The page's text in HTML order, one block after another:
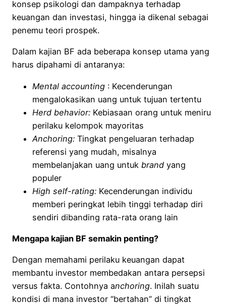
konsep psikologi dan dampaknya terhadap
keuangan dan investasi, hingga ia dikenal sebagai
penemu teori prospek.
Dalam kajian BF ada beberapa konsep utama yang
harus dipahami di antaranya:
Mental accounting : Kecenderungan
mengalokasikan uang untuk tujuan tertentu
Herd behavior: Kebiasaan orang untuk meniru
perilaku kelompok mayoritas
Anchoring: Tingkat pengeluaran terhadap
referensi yang mudah, misalnya
membelanjakan uang untuk brand yang
populer
High self-rating: Kecenderungan individu
memberi peringkat lebih tinggi terhadap diri
sendiri dibanding rata-rata orang lain
Mengapa kajian BF semakin penting?
Dengan memahami perilaku keuangan dapat
membantu investor membedakan antara persepsi
versus fakta. Contohnya anchoring. Inilah suatu
kondisi di mana investor “bertahan” di tingkat